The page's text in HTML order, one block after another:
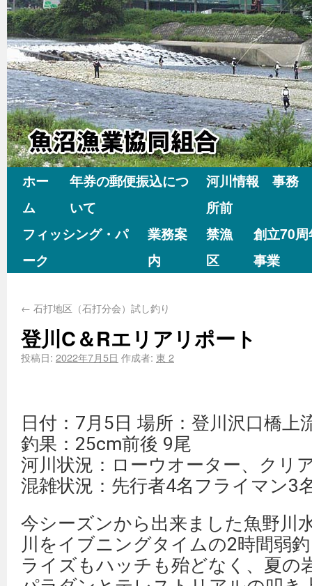
ホー
ム
年券の郵便振込につ
いて
河川情報 事務
所前
フィッシング・パ
ーク
業務案
内
禁漁
区
創立70
事業
← 石打地区（石打分会）試し釣り
登川C＆Rエリアリポート
投稿日: 2022年7月5日 作成者: 東 2
日付：7月5日 場所：登川沢口橋上
釣果：25cm前後 9尾
河川状況：ローウオーター、クリ
混雑状況：先行者4名フライマン3
今シーズンから出来ました魚野川
川をイブニングタイムの2時間弱
ライズもハッチも殆どなく、夏の